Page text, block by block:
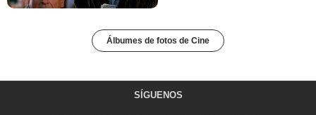
Álbumes de fotos de Cine
SÍGUENOS